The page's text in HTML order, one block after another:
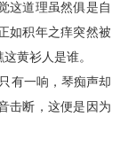
道理虽然俱是自
如积年之痒突然被
黄衫人是谁。
有一响，琴痴声却
击断，这便是因为